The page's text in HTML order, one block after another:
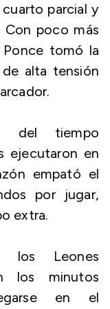
cuarto parcial y
poco más
tomó la
alta tensión
del tiempo
ejecutaron en
empató el
por jugar,
extra.
los Leones
los minutos
en el